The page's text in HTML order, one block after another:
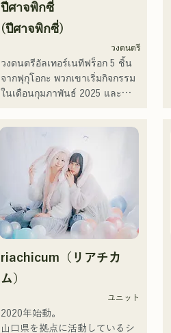
หลากหลายของสมาชิกในวง ก่อ
ให้เกิดดนตรีที่หลากหลาย และยัง
ปีศาจพิกซี่
(ปีศาจพิกซี่)
วงดนตรี
วงดนตรีอัลเทอร์เนทีฟร็อก 5 ชิ้น
จากฟุกุโอกะ พวกเขาเริ่มกิจกรรม
ในเดือนกุมภาพันธ์ 2025 และ
ด้วยเนื้อเพลงที่สะท้อนความเหงา
และความขัดแย้ง และท่วงทำนอง
กีตาร์ที่ติดหู พวกเขามุ่งหวังที่จะ
สร้างเสียงเพลงที่จะประทับอยู่ใน
ใจของผู้ฟัง
riachicum（リアチカ
ム）
ユニット
2020年始動。
山口県を拠点に活動しているシ